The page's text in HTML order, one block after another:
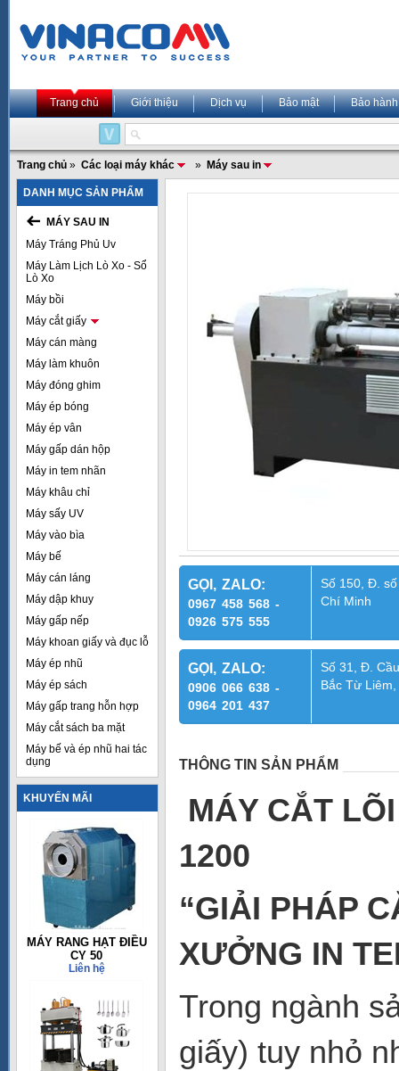
Trang chủ Giới thiệu Dịch vụ Bảo mật Bảo hành
Trang chủ » Các loại máy khác » Máy sau in
DANH MỤC SẢN PHẨM
MÁY SAU IN
Máy Tráng Phủ Uv
Máy Làm Lịch Lò Xo - Sổ
Lò Xo
Máy bồi
Máy cắt giấy
Máy cán màng
Máy làm khuôn
Máy đóng ghim
Máy ép bóng
Máy ép vân
Máy gấp dán hộp
Máy in tem nhãn
Máy khâu chỉ
Máy sấy UV
Máy vào bìa
Máy bế
Máy cán láng
Máy dập khuy
Máy gấp nếp
Máy khoan giấy và đục lỗ
Máy ép nhũ
Máy ép sách
Máy gấp trang hỗn hợp
Máy cắt sách ba mặt
Máy bế và ép nhũ hai tác
dụng
KHUYẾN MÃI
MÁY RANG HẠT ĐIỀU
CY 50
Liên hệ
GỌI, ZALO:
0967 458 568 -
0926 575 555
Số 150, Đ.
Chí Minh
GỌI, ZALO:
0906 066 638 -
0964 201 437
Số 31, Đ.
Bắc Từ
THÔNG TIN SẢN PHẨM
MÁY CẮT
1200
“GIẢI PHÁP
XƯỞNG IN
Trong ngành
giấy) tuy nhỏ